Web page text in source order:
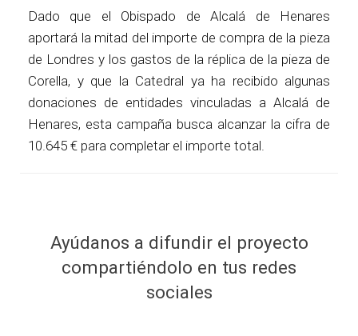
Dado que el Obispado de Alcalá de Henares
aportará la mitad del importe de compra de la pieza
de Londres y los gastos de la réplica de la pieza de
Corella, y que la Catedral ya ha recibido algunas
donaciones de entidades vinculadas a Alcalá de
Henares, esta campaña busca alcanzar la cifra de
10.645 € para completar el importe total.
Ayúdanos a difundir el proyecto
compartiéndolo en tus redes
sociales